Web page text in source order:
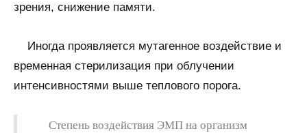
зрения, снижение памяти.
Иногда проявляется мутагенное воздействие и
временная стерилизация при облучении
интенсивностями выше теплового порога.
Степень воздействия ЭМП на организм